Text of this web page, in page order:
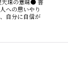
珠の意味● 菩
への思いやり
自分に自信が